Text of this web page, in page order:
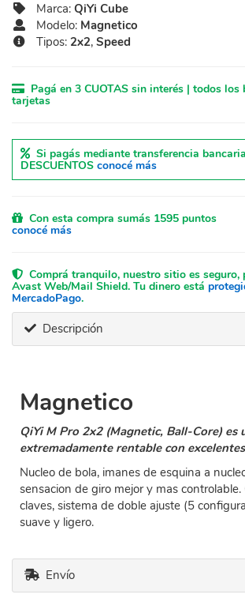
Marca: QiYi Cube
Modelo: Magnetico
Tipos: 2x2, Speed
Pagá en 3 CUOTAS sin interés | todos
tarjetas
Si pagás mediante transferencia
DESCUENTOS conocé más
Con esta compra sumás 1595 puntos
conocé más
Comprá tranquilo, nuestro sitio es seguro,
Avast Web/Mail Shield. Tu dinero está
MercadoPago.
Descripción
Magnetico
QiYi M Pro 2x2 (Magnetic, Ball-Core) es
extremadamente rentable con
Nucleo de bola, imanes de esquina a
sensacion de giro mejor y mas controlable.
claves, sistema de doble ajuste (5
suave y ligero.
Envío